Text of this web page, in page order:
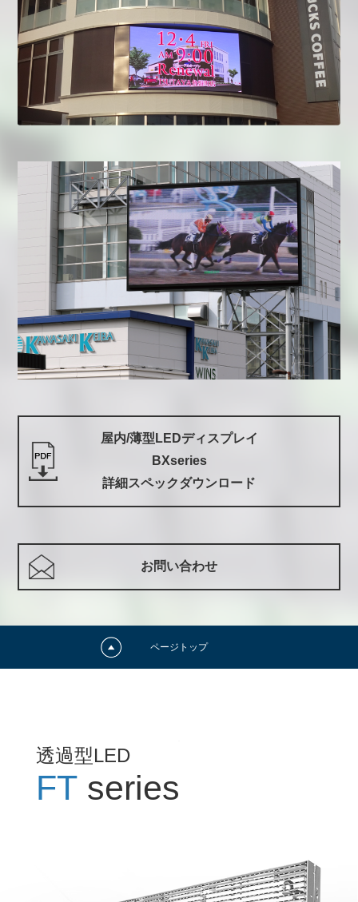
屋内/薄型LEDディスプレイ
BXseries
詳細スペックダウンロード
お問い合わせ
ページトップ
透過型LED
FTseries